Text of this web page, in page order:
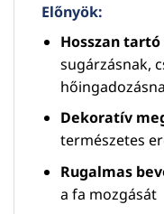
Előnyök:
Hosszan
sugárzásnak,
Dekoratív
természetes
Rugalmas
a fa mozgását